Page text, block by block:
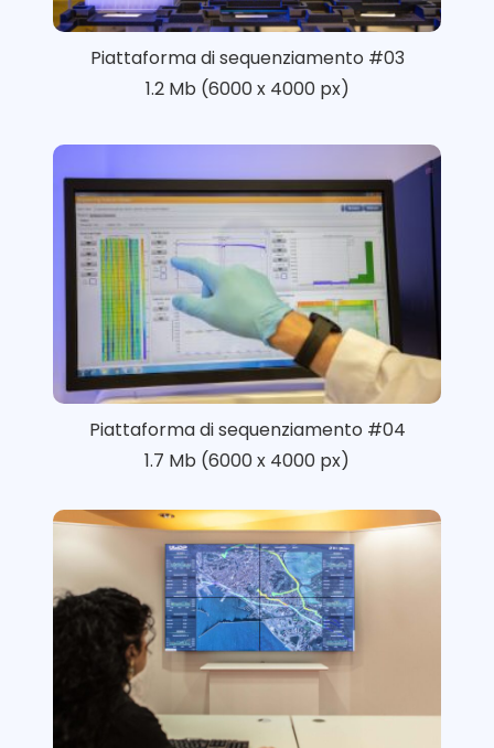
Piattaforma di sequenziamento #03
1.2 Mb (6000 x 4000 px)
Piattaforma di sequenziamento #04
1.7 Mb (6000 x 4000 px)